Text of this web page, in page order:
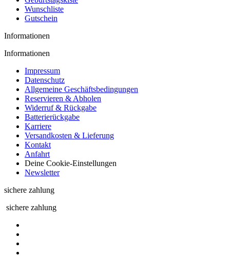
Wunschliste
Gutschein
Informationen
Informationen
Impressum
Datenschutz
Allgemeine Geschäftsbedingungen
Reservieren & Abholen
Widerruf & Rückgabe
Batterierückgabe
Karriere
Versandkosten & Lieferung
Kontakt
Anfahrt
Deine Cookie-Einstellungen
Newsletter
sichere zahlung
sichere zahlung